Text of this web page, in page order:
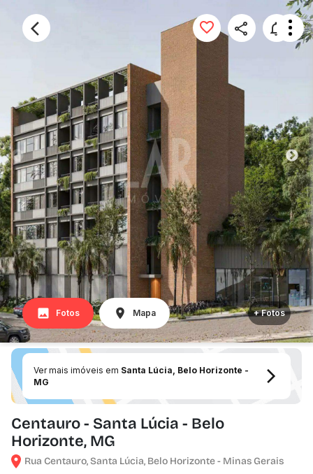
Fotos Mapa + Fotos
Ver mais imóveis em Santa Lúcia, Belo Horizonte -
MG
Centauro - Santa Lúcia - Belo
Horizonte, MG
Rua Centauro, Santa Lúcia, Belo Horizonte - Minas Gerais